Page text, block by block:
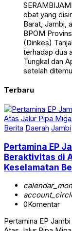
obat yang
Barat, Jambi,
BPOM
(Dinkes)
terhadap dua
Tungkal dan
setelah
Berita Daerah Jambi
Beraktivitas di
Keselamatan
0Komentar
Atas Jalur Pipa